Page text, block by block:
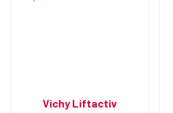
Vichy Liftactiv